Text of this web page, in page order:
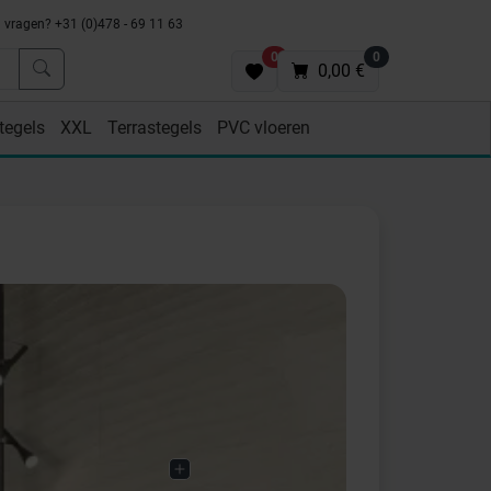
+31 (0)478 - 69 11 63
0 0
0,00 €
XXL Terrastegels PVC vloeren